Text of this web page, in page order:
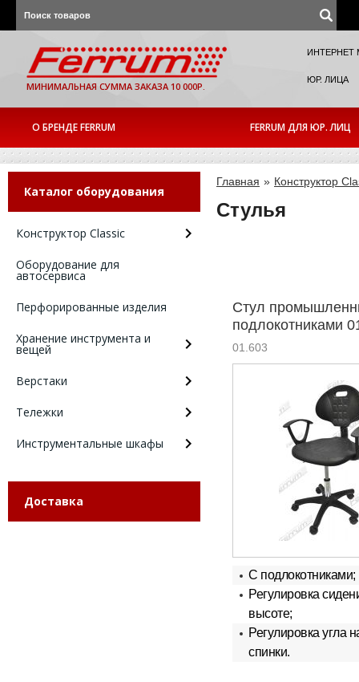
МИНИМАЛЬНАЯ СУММА ЗАКАЗА 10 000Р.
ИНТЕРНЕТ
ЮР. ЛИЦА
О БРЕНДЕ FERRUM FERRUM ДЛЯ ЮР. ЛИЦ
Каталог оборудования
Конструктор Classic
Оборудование для
автосервиса
Перфорированные изделия
Хранение инструмента и
вещей
Верстаки
Тележки
Инструментальные шкафы
Доставка
Главная » Конструктор
Стулья
Стул
подлокотниками
01.603
С подлокотниками;
Регулировка
высоте;
Регулировка угла
спинки.